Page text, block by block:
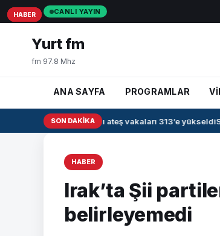
CANLI YAYIN
Yurt fm
fm 97.8 Mhz
ANA SAYFA PROGRAMLAR
SON DAKIKA
Irak’ta kanamalı ateş vakaları 313’e yükseldi
HABER
Irak’ta Şii
belirleyemedi
HABER
HABER
HABER